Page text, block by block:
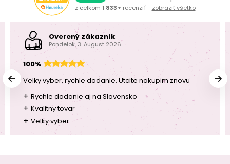
z celkom 1 833+ recenzií - zobraziť všetko
Overený zákazník
Pondelok, 3. August 2026
100%
Velky vyber, rychle dodanie. Utcite nakupim znovu
+ Rychle dodanie aj na Slovensko
+ Kvalitny tovar
+ Velky vyber